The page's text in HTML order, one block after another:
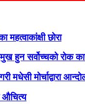
महत्वाकांक्षी छोरा
हुन सर्वोच्चको रोक
मधेसी मोर्चाद्वारा
औचित्य